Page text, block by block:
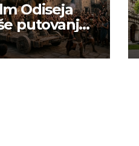
Odiseja
putovanje
— ali i